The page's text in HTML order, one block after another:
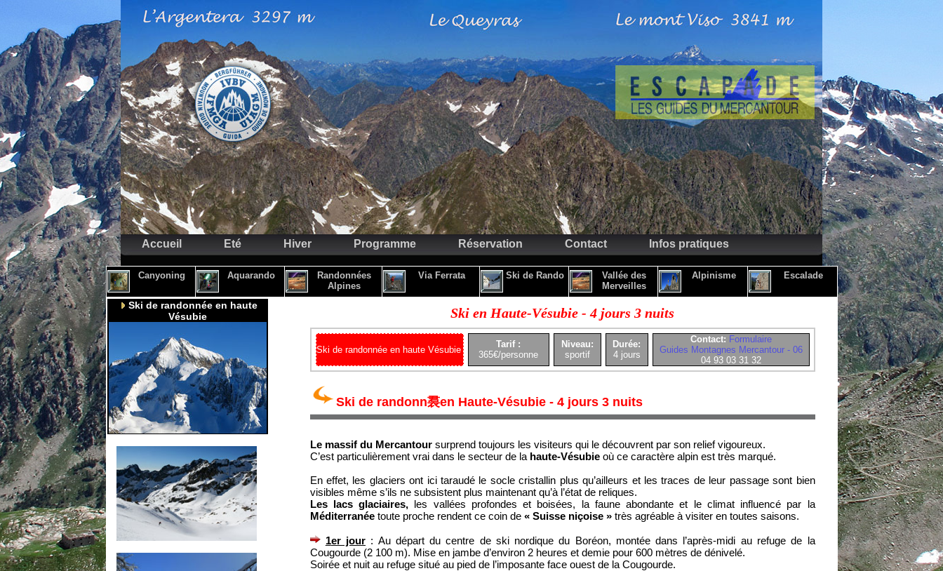
Accueil Eté Hiver Programme Réservation Contact Infos pratiques
Canyoning Aquarando
Randonnées
Alpines
Via Ferrata Ski de Rando
Vallée des
Merveilles
Alpinisme Escalade
Ski de randonnée en haute
Vésubie
Ski en Haute-Vésubie - 4 jours 3 nuits
Ski de randonnée en haute Vésubie
Tarif :
365€/personne
Niveau:
sportif
Durée:
4 jours
Contact: Formulaire
Guides Montagnes Mercantour - 06
04 93 03 31 32
Ski de randonn裠en Haute-Vésubie - 4 jours 3 nuits
Le massif du Mercantour surprend toujours les visiteurs qui le découvrent par son relief vigoureux.
C’est particulièrement vrai dans le secteur de lahaute-Vésubieoù ce caractère alpin est très marqué.
En effet, les glaciers ont ici taraudé le socle cristallin plus qu’ailleurs et les traces de leur passage sont bien
visibles même s’ils ne subsistent plus maintenant qu’à l’état de reliques.
Les lacs glaciaires, les vallées profondes et boisées, la faune abondante et le climat influencé par la
Méditerranée toute proche rendent ce coin de « Suisse niçoise » très agréable à visiter en toutes saisons.
1er jour : Au départ du centre de ski nordique du Boréon, montée dans l’après-midi au refuge de la
Cougourde (2 100 m). Mise en jambe d’environ 2 heures et demie pour 600 mètres de dénivelé.
Soirée et nuit au refuge situé au pied de l’imposante face ouest de la Cougourde.